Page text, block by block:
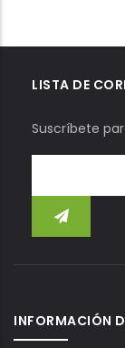
LISTA DE
Suscríbete
INFORMACIÓN